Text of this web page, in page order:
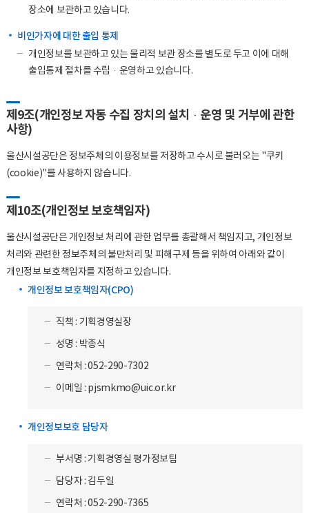
장소에 보관하고 있습니다.
비인가자에 대한 출입 통제
개인정보를 보관하고 있는 물리적 보관 장소를 별도로 두고 이에 대해
출입통제 절차를 수립·운영하고 있습니다.
제9조(개인정보 자동 수집 장치의 설치·운영 및 거부에 관한
사항)
울산시설공단은 정보주체의 이용정보를 저장하고 수시로 불러오는 "쿠키
(cookie)"를 사용하지 않습니다.
제10조(개인정보 보호책임자)
울산시설공단은 개인정보 처리에 관한 업무를 총괄해서 책임지고, 개인정보
처리와 관련한 정보주체의 불만처리 및 피해구제 등을 위하여 아래와 같이
개인정보 보호책임자를 지정하고 있습니다.
개인정보 보호책임자(CPO)
직책 : 기획경영실장
성명 : 박종식
연락처 : 052-290-7302
이메일 : pjsmkmo@uic.or.kr
개인정보보호 담당자
부서명 : 기획경영실 평가정보팀
담당자 : 김두일
연락처 : 052-290-7365